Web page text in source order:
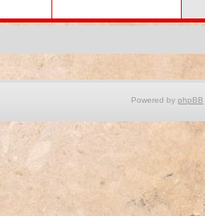
Powered by phpBB